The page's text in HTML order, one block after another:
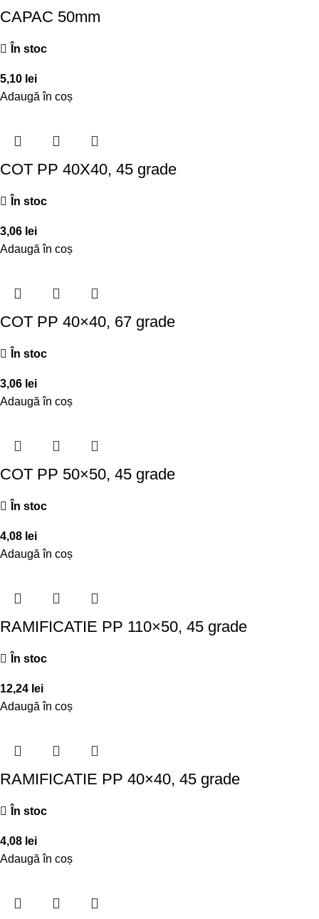
CAPAC 50mm
În stoc
5,10 lei
Adaugă în coș
COT PP 40X40, 45 grade
În stoc
3,06 lei
Adaugă în coș
COT PP 40×40, 67 grade
În stoc
3,06 lei
Adaugă în coș
COT PP 50×50, 45 grade
În stoc
4,08 lei
Adaugă în coș
RAMIFICATIE PP 110×50, 45 grade
În stoc
12,24 lei
Adaugă în coș
RAMIFICATIE PP 40×40, 45 grade
În stoc
4,08 lei
Adaugă în coș